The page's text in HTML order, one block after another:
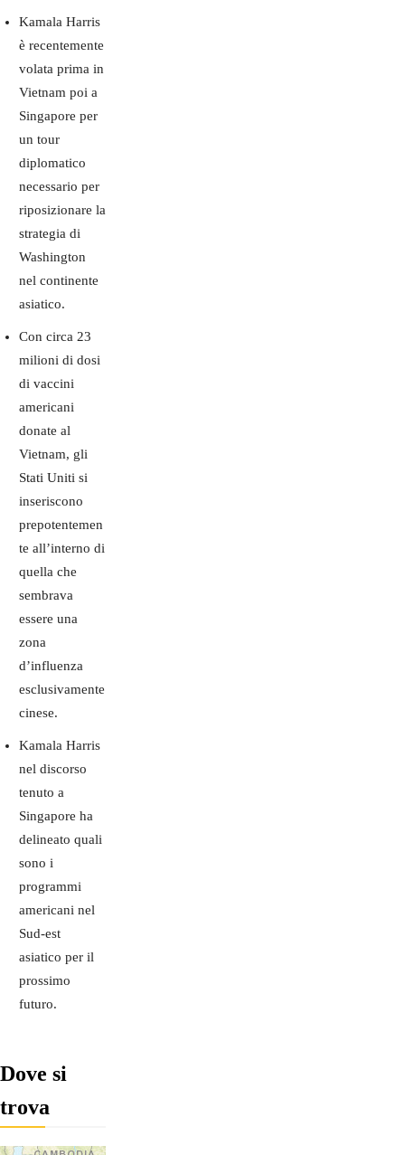
Kamala Harris
è recentemente
volata prima in
Vietnam poi a
Singapore per
un tour
diplomatico
necessario per
riposizionare la
strategia di
Washington
nel continente
asiatico.
Con circa 23
milioni di dosi
di vaccini
americani
donate al
Vietnam, gli
Stati Uniti si
inseriscono
prepotentemen
te all’interno di
quella che
sembrava
essere una
zona
d’influenza
esclusivamente
cinese.
Kamala Harris
nel discorso
tenuto a
Singapore ha
delineato quali
sono i
programmi
americani nel
Sud-est
asiatico per il
prossimo
futuro.
Dove si
trova